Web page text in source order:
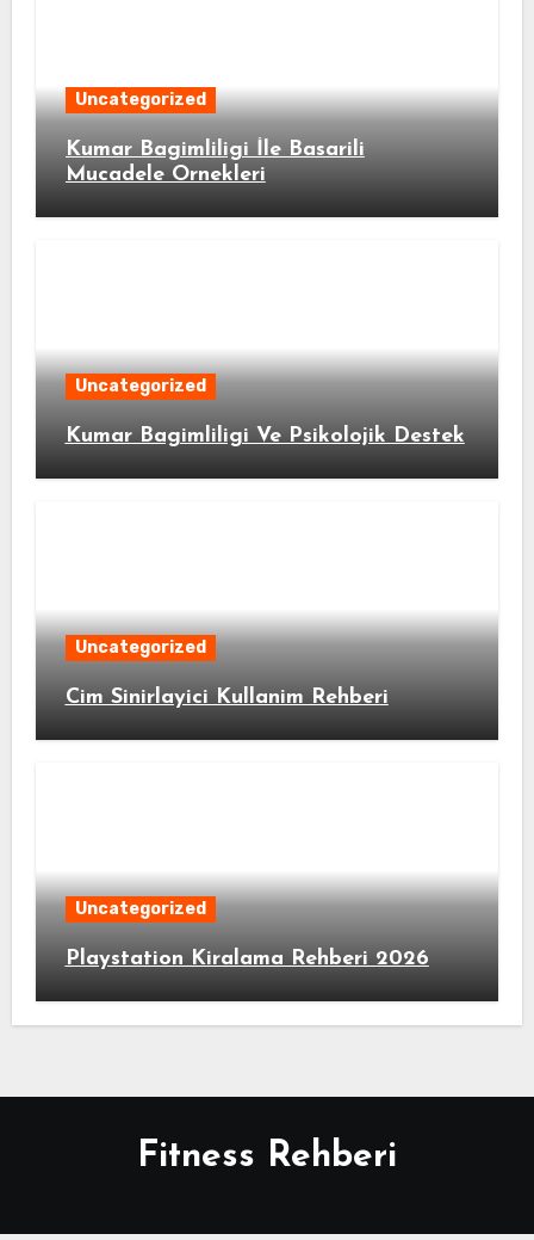
Uncategorized
Kumar Bagimliligi İle Basarili
Mucadele Ornekleri
Uncategorized
Kumar Bagimliligi Ve Psikolojik Destek
Uncategorized
Cim Sinirlayici Kullanim Rehberi
Uncategorized
Playstation Kiralama Rehberi 2026
Fitness Rehberi